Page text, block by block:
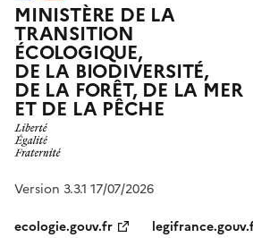
MINISTÈRE DE LA
TRANSITION
ÉCOLOGIQUE,
DE LA BIODIVERSITÉ,
DE LA FORÊT, DE LA MER
ET DE LA PÊCHE
Version 3.3.1 17/07/2026
ecologie.gouv.fr